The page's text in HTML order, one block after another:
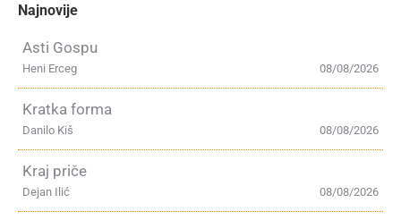
Najnovije
Asti Gospu
08/08/2026
Heni Erceg
Kratka forma
08/08/2026
Danilo Kiš
Kraj priče
08/08/2026
Dejan Ilić